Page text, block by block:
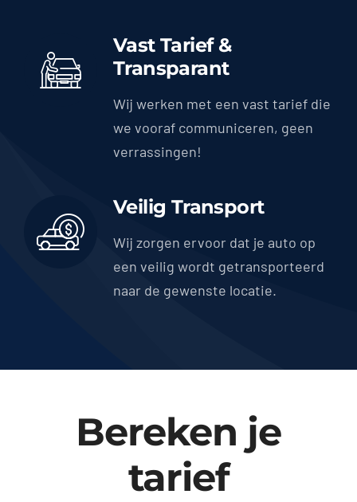
Vast Tarief &
Transparant
Wij werken met een vast tarief die
we vooraf communiceren, geen
verrassingen!
Veilig Transport
Wij zorgen ervoor dat je auto op
een veilig wordt getransporteerd
naar de gewenste locatie.
Bereken je
tarief